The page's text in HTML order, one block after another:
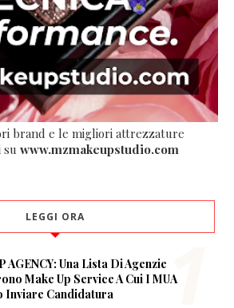
brand e le migliori attrezzature
su www.mzmakeupstudio.com
LEGGI ORA
AGENCY: Una Lista Di Agenzie
Make Up Service A Cui I MUA
Inviare Candidatura